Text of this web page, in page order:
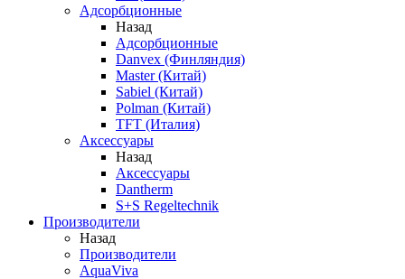
Адсорбционные
Назад
Адсорбционные
Danvex (Финляндия)
Master (Китай)
Sabiel (Китай)
Polman (Китай)
TFT (Италия)
Аксессуары
Назад
Аксессуары
Dantherm
S+S Regeltechnik
Производители
Назад
Производители
AquaViva